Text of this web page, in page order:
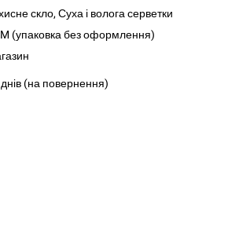
скло, Суха і волога серветки
(упаковка без оформлення)
(на повернення)